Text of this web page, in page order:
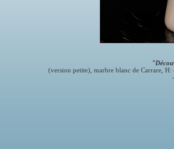
(version petite), marbre blanc de Carrare,